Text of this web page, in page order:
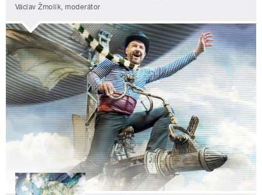
Václav Žmolík, moderátor